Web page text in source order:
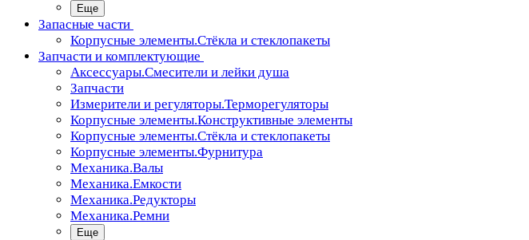
Еще
Запасные части
Корпусные элементы.Стёкла и стеклопакеты
Запчасти и комплектующие
Аксессуары.Смесители и лейки душа
Запчасти
Измерители и регуляторы.Терморегуляторы
Корпусные элементы.Конструктивные элементы
Корпусные элементы.Стёкла и стеклопакеты
Корпусные элементы.Фурнитура
Механика.Валы
Механика.Емкости
Механика.Редукторы
Механика.Ремни
Еще